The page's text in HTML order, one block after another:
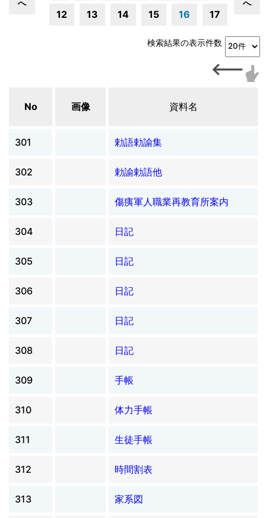
へ
12 13 14 15 16 17
へ
検索結果の表示件数
No 画像 資料名
301 勅語勅諭集
302 勅諭勅語他
303 傷痍軍人職業再教育所案内
304 日記
305 日記
306 日記
307 日記
308 日記
309 手帳
310 体力手帳
311 生徒手帳
312 時間割表
313 家系図